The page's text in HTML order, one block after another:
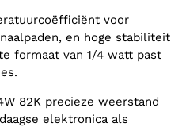
voor
en hoge stabiliteit
formaat van 1/4 watt past
82K precieze weerstand
elektronica als